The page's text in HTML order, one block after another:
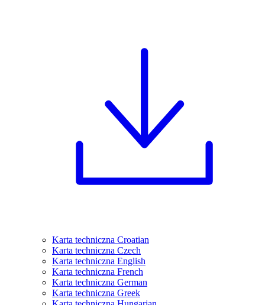
Karta techniczna Croatian
Karta techniczna Czech
Karta techniczna English
Karta techniczna French
Karta techniczna German
Karta techniczna Greek